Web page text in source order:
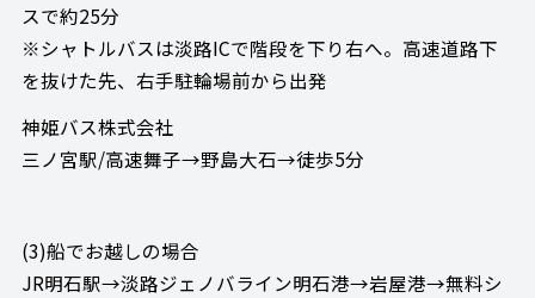
スで約25分
※シャトルバスは淡路ICで階段を下り右へ。高速道路下
を抜けた先、右手駐輪場前から出発
神姫バス株式会社
三ノ宮駅/高速舞子→野島大石→徒歩5分
(3)船でお越しの場合
JR明石駅→淡路ジェノバライン明石港→岩屋港→無料シ